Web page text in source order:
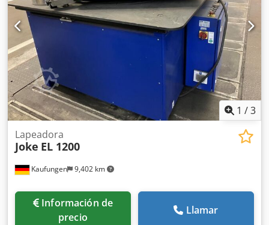
1 /3
Kaufungen 9,402 km
Lapeadora
Joke EL 1200
Información de
precio
Llamar